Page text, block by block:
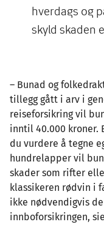
hverdags og
skyld skaden
– Bunad og
tillegg gått i arv i
reiseforsikring vil
inntil 40.000 kroner.
du vurdere å tegne
hundrelapper vil
skader som rifter
klassikeren rødvin i
ikke nødvendigvis
innboforsikringen,